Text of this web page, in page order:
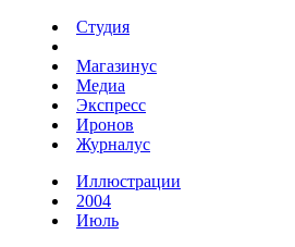
Студия
Магазинус
Медиа
Экспресс
Иронов
Журналус
Иллюстрации
2004
Июль